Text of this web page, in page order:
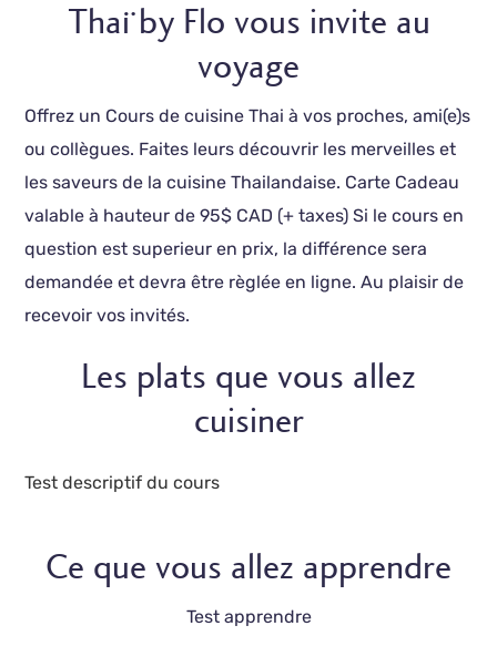
Thaï by Flo vous invite au
voyage
Offrez un Cours de cuisine Thai à vos proches, ami(e)s
ou collègues. Faites leurs découvrir les merveilles et
les saveurs de la cuisine Thailandaise. Carte Cadeau
valable à hauteur de 95$ CAD (+ taxes) Si le cours en
question est superieur en prix, la différence sera
demandée et devra être règlée en ligne. Au plaisir de
recevoir vos invités.
Les plats que vous allez
cuisiner
Test descriptif du cours
Ce que vous allez apprendre
Test apprendre